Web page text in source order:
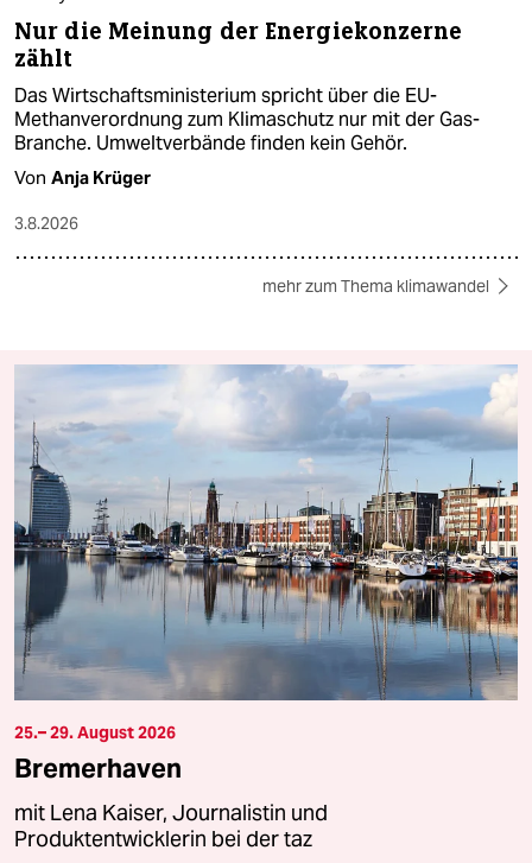
Nur die Meinung der Energiekonzerne
zählt
Das Wirtschaftsministerium spricht über die EU-
Methanverordnung zum Klimaschutz nur mit der Gas-
Branche. Umweltverbände finden kein Gehör.
Von Anja Krüger
3.8.2026
mehr zum Thema klimawandel
25.– 29. August 2026
Bremerhaven
mit Lena Kaiser, Journalistin und
Produktentwicklerin bei der taz